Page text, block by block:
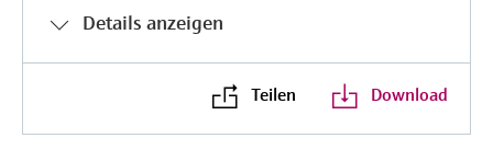
Details anzeigen
Teilen Download